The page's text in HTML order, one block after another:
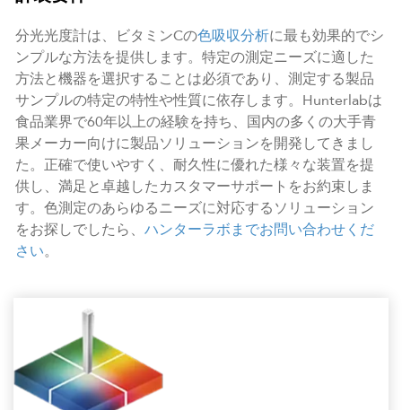
分光光度計は、ビタミンCの色吸収分析に最も効果的でシ
ンプルな方法を提供します。特定の測定ニーズに適した
方法と機器を選択することは必須であり、測定する製品
サンプルの特定の特性や性質に依存します。Hunterlabは
食品業界で60年以上の経験を持ち、国内の多くの大手青
果メーカー向けに製品ソリューションを開発してきまし
た。正確で使いやすく、耐久性に優れた様々な装置を提
供し、満足と卓越したカスタマーサポートをお約束しま
す。色測定のあらゆるニーズに対応するソリューション
をお探しでしたら、 ハンターラボまでお問い合わせくだ
さい。